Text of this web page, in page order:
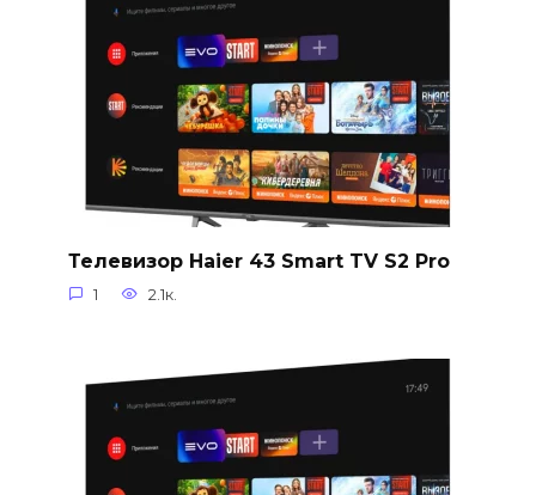
Телевизор Haier 43 Smart TV S2 Pro
1 2.1к.